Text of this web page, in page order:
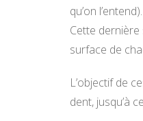
qu’on
Cette
surface de
L’objectif de
dent, jusqu’à